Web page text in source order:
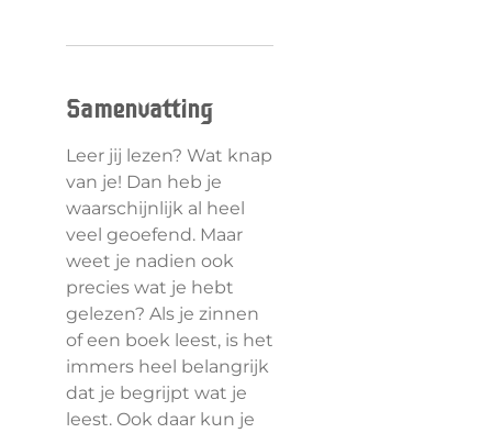
Samenvatting
Leer jij lezen? Wat knap
van je! Dan heb je
waarschijnlijk al heel
veel geoefend. Maar
weet je nadien ook
precies wat je hebt
gelezen? Als je zinnen
of een boek leest, is het
immers heel belangrijk
dat je begrijpt wat je
leest. Ook daar kun je